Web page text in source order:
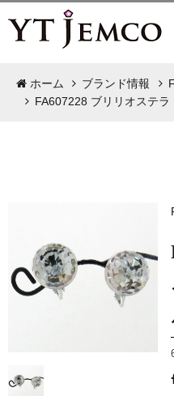
ホーム ブランド情報
FA607228 ブリリオステラ